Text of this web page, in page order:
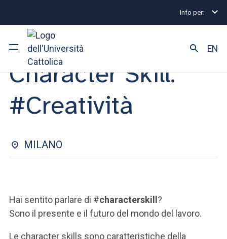
Info per:
Ateneo
Corsi di studio
Ricerca
Facoltà e campus
SEI UNO STUDENTE ISCRITTO?
EN
Eventi di Stage e Placement Milano Character
WORKSHOP | 19 OTTOBRE 2023
Character Skill:
#Creatività
MILANO
Hai sentito parlare di #characterskill ?
Sono il presente e il futuro del mondo del lavoro.
Le character skills sono caratteristiche della